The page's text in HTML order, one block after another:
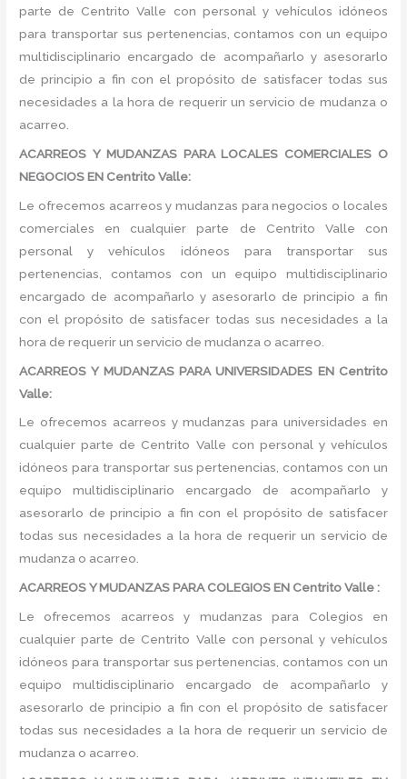
parte de Centrito Valle con personal y vehículos idóneos
para transportar sus pertenencias, contamos con un equipo
multidisciplinario encargado de acompañarlo y asesorarlo
de principio a fin con el propósito de satisfacer todas sus
necesidades a la hora de requerir un servicio de mudanza o
acarreo.
ACARREOS Y MUDANZAS PARA LOCALES COMERCIALES O
NEGOCIOS EN Centrito Valle:
Le ofrecemos acarreos y mudanzas para negocios o locales
comerciales en cualquier parte de Centrito Valle con
personal y vehículos idóneos para transportar sus
pertenencias, contamos con un equipo multidisciplinario
encargado de acompañarlo y asesorarlo de principio a fin
con el propósito de satisfacer todas sus necesidades a la
hora de requerir un servicio de mudanza o acarreo.
ACARREOS Y MUDANZAS PARA UNIVERSIDADES EN Centrito
Valle:
Le ofrecemos acarreos y mudanzas para universidades en
cualquier parte de Centrito Valle con personal y vehículos
idóneos para transportar sus pertenencias, contamos con un
equipo multidisciplinario encargado de acompañarlo y
asesorarlo de principio a fin con el propósito de satisfacer
todas sus necesidades a la hora de requerir un servicio de
mudanza o acarreo.
ACARREOS Y MUDANZAS PARA COLEGIOS EN Centrito Valle :
Le ofrecemos acarreos y mudanzas para Colegios en
cualquier parte de Centrito Valle con personal y vehículos
idóneos para transportar sus pertenencias, contamos con un
equipo multidisciplinario encargado de acompañarlo y
asesorarlo de principio a fin con el propósito de satisfacer
todas sus necesidades a la hora de requerir un servicio de
mudanza o acarreo.